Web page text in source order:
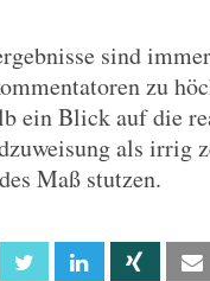
sind
zu
ein Blick auf die
als irrig
Maß stutzen.
Facebook Twitter Linkedin Xing